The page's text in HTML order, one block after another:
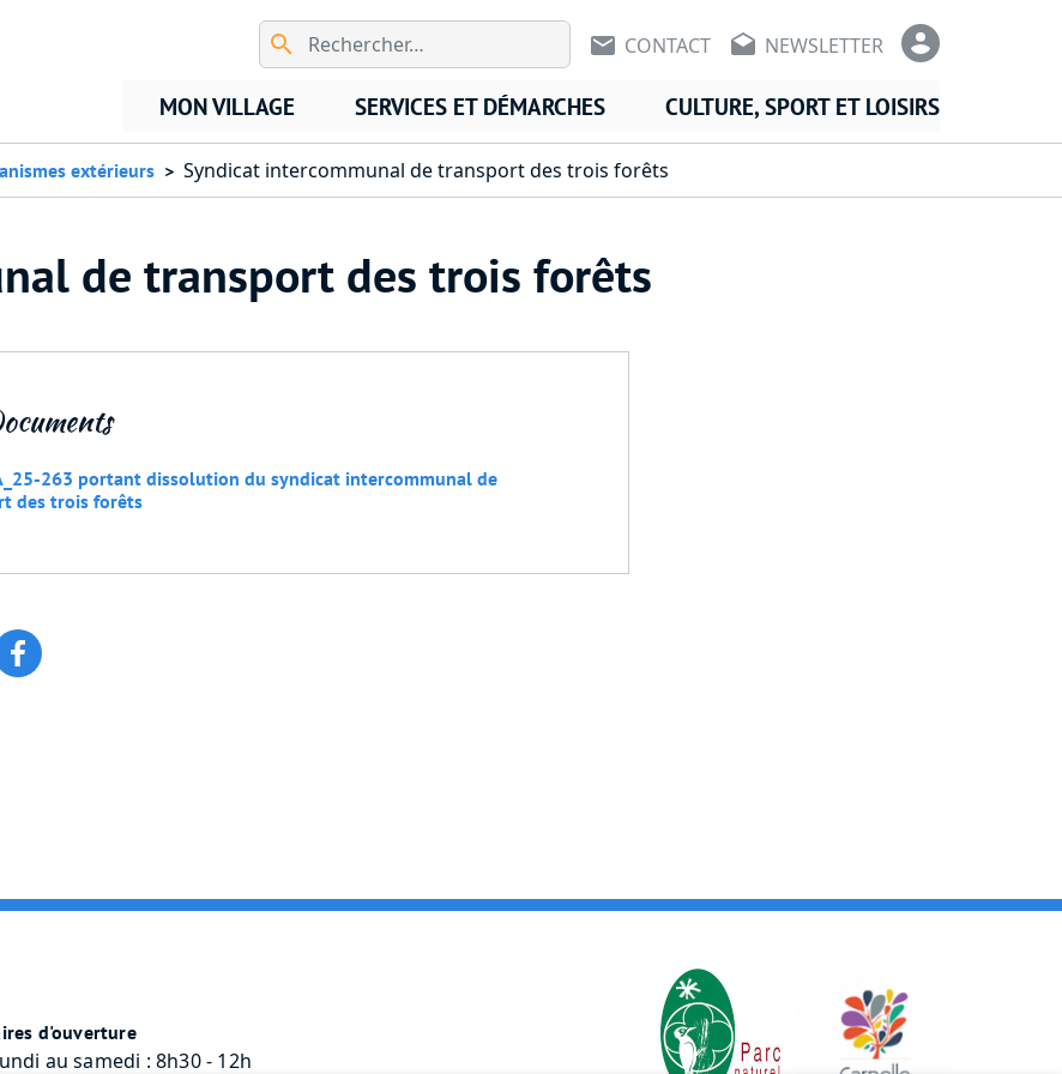
En-tête -
En-tête - Communication
CONTACT NEWSLETTER
MON VILLAGE SERVICES ET DÉMARCHES CULTURE, SPORT ET LOISIRS
extérieurs Syndicat intercommunal de transport des trois forêts
de transport des trois forêts
263 portant dissolution du syndicat intercommunal de
des trois forêts
d'ouverture
au samedi : 8h30 - 12h